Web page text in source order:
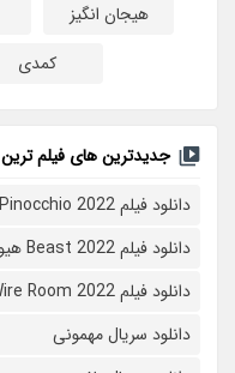
هیجان انگیز
کمدی
جدیدترین های فیلم ترین
دانلود فیلم Pinocchio 2022 پینوکیو
دانلود فیلم Beast 2022 هیولا
دانلود فیلم Wire Room 2022 اتاق شنود
دانلود سریال مهمونی